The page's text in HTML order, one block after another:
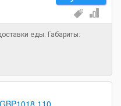
еды. Габариты:
110